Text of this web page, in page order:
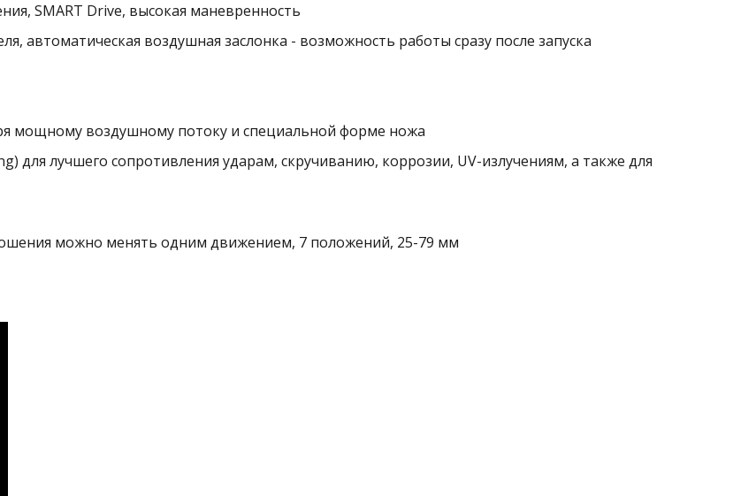
SMART Drive, высокая маневренность
автоматическая воздушная заслонка - возможность работы сразу после запуска
мощному воздушному потоку и специальной форме ножа
для лучшего сопротивления ударам, скручиванию, коррозии, UV-излучениям, а также для
можно менять одним движением, 7 положений, 25-79 мм